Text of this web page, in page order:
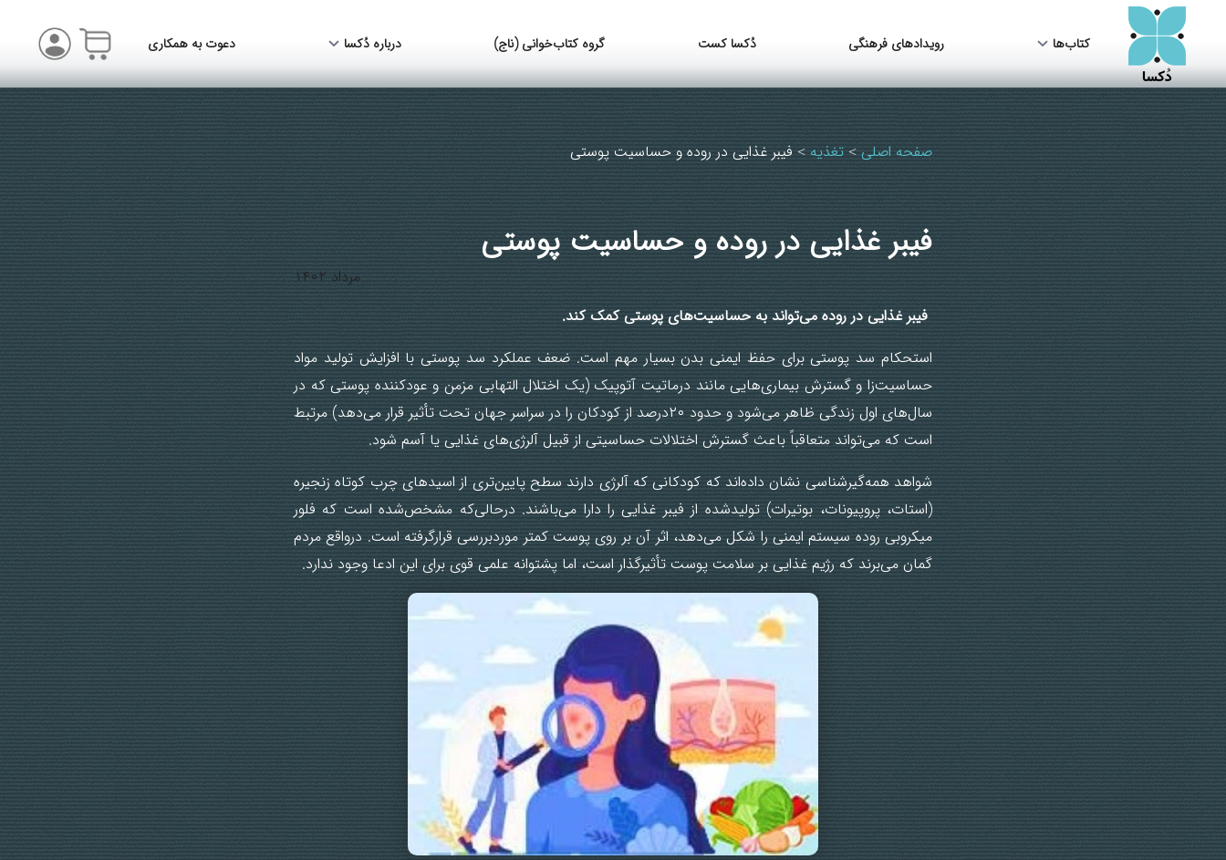
کتاب‌ها رویدادهای فرهنگی دُکسا کست گروه کتاب‌خوانی (ناج) درباره دُکسا دعوت به همکاری
صفحه اصلی > تغذیه > فیبر غذایی در روده و حساسیت پوستی
فیبر غذایی در روده و حساسیت پوستی
مرداد ۱۴۰۲
فیبر غذایی در روده می‌تواند به حساسیت‌های پوستی کمک کند.
استحکام سد پوستی برای حفظ ایمنی بدن بسیار مهم است. ضعف عملکرد سد پوستی با افزایش تولید مواد
حساسیت‌زا و گسترش بیماری‌هایی مانند درماتیت آتوپیک (یک اختلال التهابی مزمن و عودکننده پوستی که در
سال‌های اول زندگی ظاهر می‌شود و حدود ۲۰درصد از کودکان را در سراسر جهان تحت تأثیر قرار می‌دهد) مرتبط
است که می‌تواند متعاقباً باعث گسترش اختلالات حساسیتی از قبیل آلرژی‌های غذایی یا آسم شود.
شواهد همه‌گیرشناسی نشان داده‌اند که کودکانی که آلرژی دارند سطح پایین‌تری از اسیدهای چرب کوتاه زنجیره
(استات، پروپیونات، بوتیرات) تولیدشده از فیبر غذایی را دارا می‌باشند. درحالی‌که مشخص‌شده است که فلور
میکروبی روده سیستم ایمنی را شکل می‌دهد، اثر آن بر روی پوست کمتر موردبررسی قرارگرفته است. درواقع مردم
گمان می‌برند که رژیم غذایی بر سلامت پوست تأثیرگذار است، اما پشتوانه علمی قوی برای این ادعا وجود ندارد.